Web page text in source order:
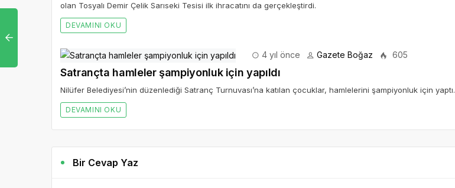
olan Tosyalı Demir Çelik Sarıseki Tesisi ilk ihracatını da gerçekleştirdi.
DEVAMINI OKU
4 yıl önce Gazete Boğaz 605
Satrançta hamleler şampiyonluk için yapıldı
Nilüfer Belediyesi’nin düzenlediği Satranç Turnuvası’na katılan çocuklar, hamlelerini şampiyonluk için yaptı.
DEVAMINI OKU
Bir Cevap Yaz